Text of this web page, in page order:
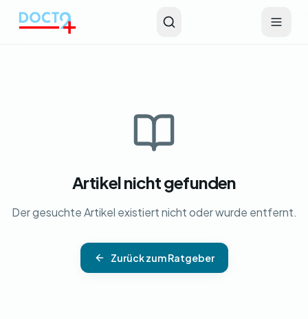
Artikel nicht gefunden
Der gesuchte Artikel existiert nicht oder wurde entfernt.
Zurück zum Ratgeber